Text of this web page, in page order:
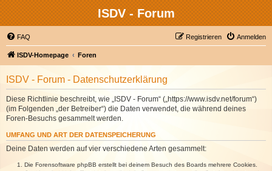
ISDV - Forum
FAQ Anmelden
Registrieren
ISDV-Homepage Foren
ISDV - Forum - Datenschutzerklärung
Diese Richtlinie beschreibt, wie „ISDV - Forum“ („https://www.isdv.net/forum“)
(im Folgenden „der Betreiber“) die Daten verwendet, die während deines
Foren-Besuchs gesammelt werden.
UMFANG UND ART DER DATENSPEICHERUNG
Deine Daten werden auf vier verschiedene Arten gesammelt:
Die Forensoftware phpBB erstellt bei deinem Besuch des Boards mehrere Cookies.